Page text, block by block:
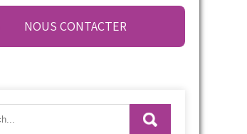
NOUS CONTACTER